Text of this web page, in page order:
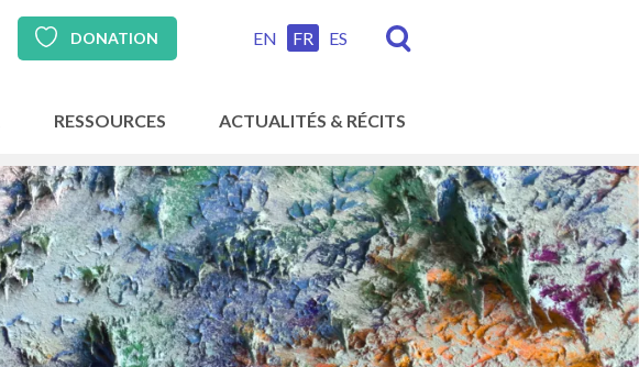
DONATION EN FR ES
RESSOURCES ACTUALITÉS & RÉCITS